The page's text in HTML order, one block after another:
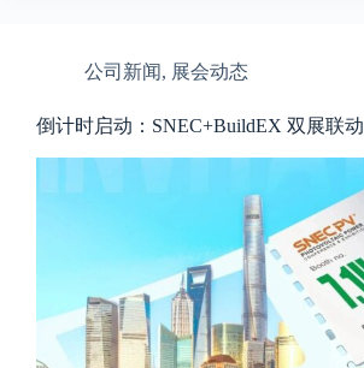
公司新闻, 展会动态
倒计时启动：SNEC+BuildEX 双展联动